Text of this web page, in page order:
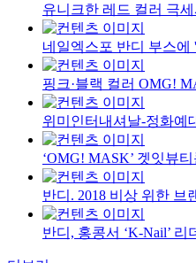
유니크한 레드 컬러 극
네일엑스포 반디 부스에
핑크·블랙 컬러 OMG!
위미인터내셔날-정화예
‘OMG! MASK’ 겟잇뷰티
반디. 2018 비상 위한 브
반디, 홍콩서 ‘K-Nail’ 리